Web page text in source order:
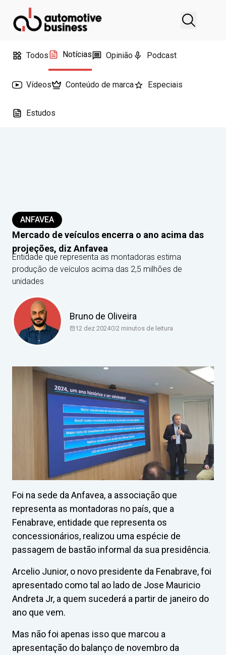
Todos Notícias Opinião Podcast
Vídeos Conteúdo de marca Especiais
Estudos
ANFAVEA
Mercado de veículos encerra o ano acima das
projeções, diz Anfavea
Entidade que representa as montadoras estima
produção de veículos acima das 2,5 milhões de
unidades
Bruno de Oliveira
12 dez 2024 2 minutos de leitura
Foi na sede da Anfavea, a associação que
representa as montadoras no país, que a
Fenabrave, entidade que representa os
concessionários, realizou uma espécie de
passagem de bastão informal da sua presidência.
Arcelio Junior, o novo presidente da Fenabrave, foi
apresentado como tal ao lado de Jose Mauricio
Andreta Jr, a quem sucederá a partir de janeiro do
ano que vem.
Mas não foi apenas isso que marcou a
apresentação do balanço de novembro da